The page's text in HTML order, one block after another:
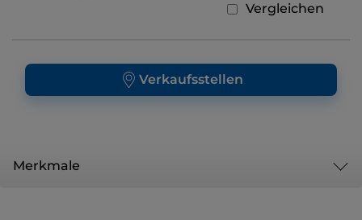
Vergleichen
Verkaufsstellen
Merkmale